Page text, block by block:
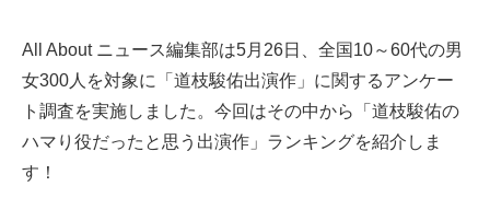
All About ニュース編集部は5月26日、全国10～60代の男
女300人を対象に「道枝駿佑出演作」に関するアンケー
ト調査を実施しました。今回はその中から「道枝駿佑の
ハマり役だったと思う出演作」ランキングを紹介しま
す！